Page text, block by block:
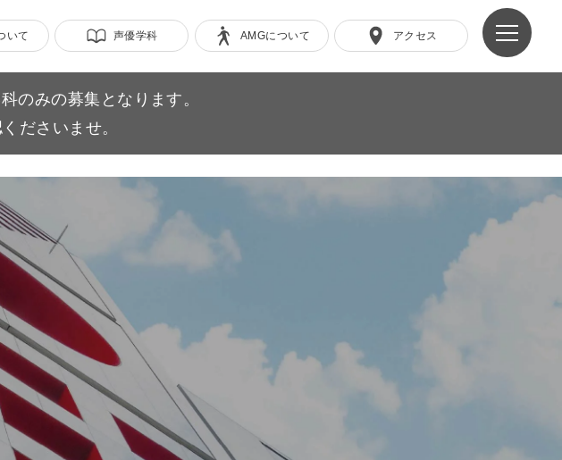
いて 声優学科 AMGについて アクセス
のみの募集となります。
ださいませ。